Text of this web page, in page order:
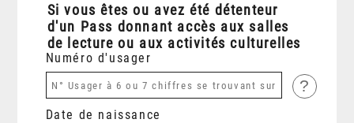
Si vous êtes ou avez été détenteur
d'un Pass donnant accès aux salles
de lecture ou aux activités culturelles
Numéro d'usager
?
Date de naissance